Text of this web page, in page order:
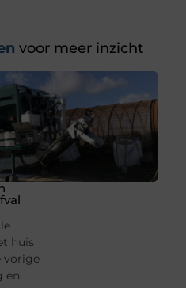
voor meer inzicht
huis
vorige
en